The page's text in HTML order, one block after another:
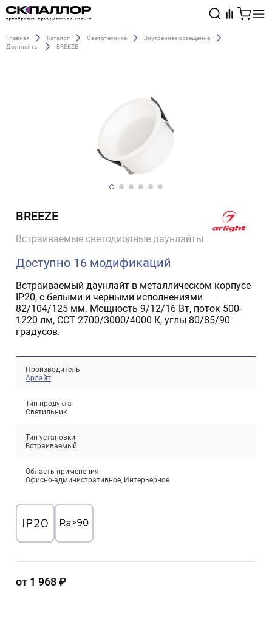
Взрывозащищённое оборудование
Аудит
Кастомизация оборудования/Индивидуальные
Шеф-монтаж
+7 (495) 925-27-29
Главная Каталог Светотехника
Внутреннее освещение
Даунлайты
BREEZE
BREEZE
Встраиваемые светодиодные даунлайты
Доступно 16 модификаций
Встраиваемый даунлайт в металлическом корпусе
IP20, с белыми и черными исполнениями
82/104/125 мм. Мощность 9/12/16 Вт, поток 500-
1220 лм, CCT 2700/3000/4000 К, углы 80/85/90
градусов.
Производитель
Арлайт
Тип продукта
Светильник
Тип установки
Встраиваемый
Область применения
Офисно-административное, Интерьерное
от 1 968 ₽